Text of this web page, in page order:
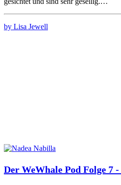
by Lisa Jewell
Der WeWhale Pod Folge 7